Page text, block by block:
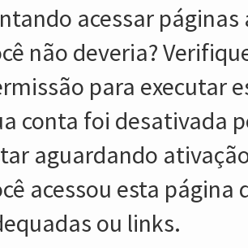
acessar
não deveria?
para executar
conta foi desativada
aguardando
acessou esta
ou links.